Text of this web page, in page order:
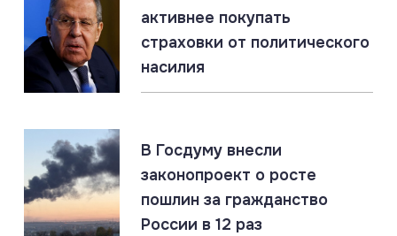
07.08.2026 #Газ #ЕС #Нефть #Россия #Флот
Россия наращивает флот LNG-танкеров. Санкции
ЕС бессильны
07.08.2026 #СВО #Сводка #Херсонская область
Херсонская область: главное за 7 августа
активнее покупать
страховки от политического
насилия
В Госдуму внесли
законопроект о росте
пошлин за гражданство
России в 12 раз